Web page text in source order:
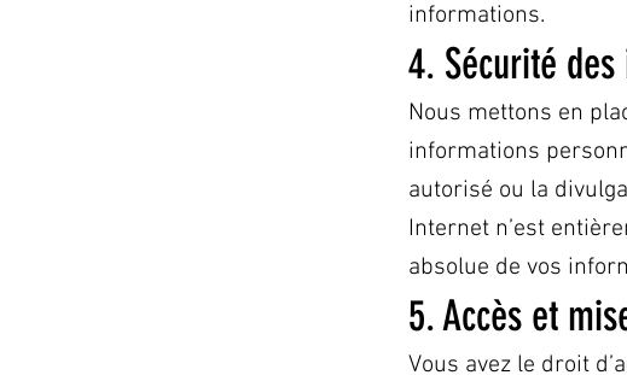
informations.
4. Sécurité
Nous mettons en
informations
autorisé ou la
Internet n’est
absolue de vos
5. Accès et
Vous avez le droit